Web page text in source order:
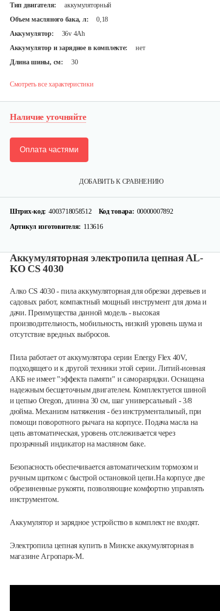
Тип двигателя:
аккумуляторный
Объем масляного бака, л:
0,18
Аккумулятор:
36v 4Ah
Аккумулятор и зарядное в комплекте:
нет
Длина шины, см:
30
Смотреть все характеристики
Наличие уточняйте
ДОБАВИТЬ К СРАВНЕНИЮ
Оплата частями
Штрих-код: 4003718058512 Код товара: 00000007892
Артикул изготовителя: 113616
Аккумуляторная электропила цепная AL-
KO CS 4030
Алко CS 4030 - пила аккумуляторная для обрезки деревьев и
садовых работ, компактный мощный инструмент для дома и
дачи. Преимущества данной модель - высокая
производительность, мобильность, низкий уровень шума и
отсутствие вредных выбросов.
Пила работает от аккумулятора серии Energy Flex 40V,
подходящего и к другой техники этой серии. Литий-ионная
АКБ не имеет "эффекта памяти" и саморазрядки. Оснащена
надежным бесщеточным двигателем. Комплектуется шиной
и цепью Oregon, длинна 30 см, шаг универсальный - 3/8
дюйма. Механизм натяжения - без инструментальный, при
помощи поворотного рычага на корпусе. Подача масла на
цепь автоматическая, уровень отслеживается через
прозрачный индикатор на масляном баке.
Безопасность обеспечивается автоматическим тормозом и
ручным щитком с быстрой остановкой цепи.На корпусе две
обрезиненные рукояти, позволяющие комфортно управлять
инструментом.
Аккумулятор и зарядное устройство в комплект не входят.
Электропила цепная купить в Минске аккумуляторная в
магазине Агропарк-М.